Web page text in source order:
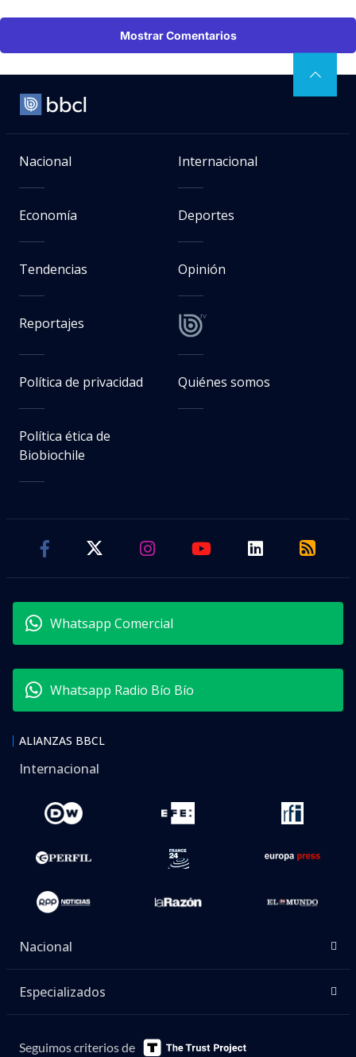
Mostrar Comentarios
Nacional Internacional
Economía Deportes
Tendencias Opinión
Reportajes
Política de privacidad Quiénes somos
Política ética de
Biobiochile
Whatsapp Comercial
Whatsapp Radio Bío Bío
ALIANZAS BBCL
Internacional
Nacional
Especializados
Seguimos criterios de